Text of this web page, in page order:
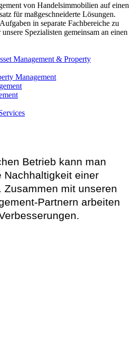
von Handelsimmobilien auf einen
für maßgeschneiderte Lösungen.
in separate Fachbereiche zu
Spezialisten gemeinsam an einen
Management & Property
Management
Betrieb kann man
Nachhaltigkeit einer
Zusammen mit unseren
Partnern arbeiten